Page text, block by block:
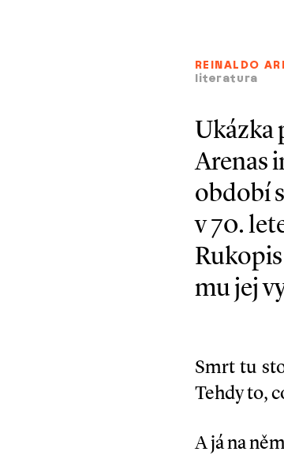
REINALDO
literatura
Ukázka
Arenas
období
v 70.
mu jej
Smrt tu
Tehdy to,
A já na